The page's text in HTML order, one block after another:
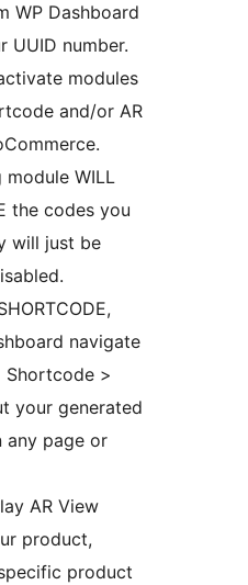
WP Dashboard
UUID number.
modules
and/or AR
WILL
the codes you
will just be
navigate
Shortcode >
your generated
any page or
AR View
product,
product